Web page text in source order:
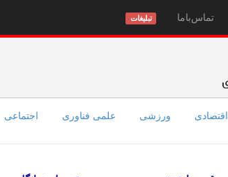
تماس‌با‌ما تبلیغات
اقتصادی ورزشی علمی فناوری اجتماعی